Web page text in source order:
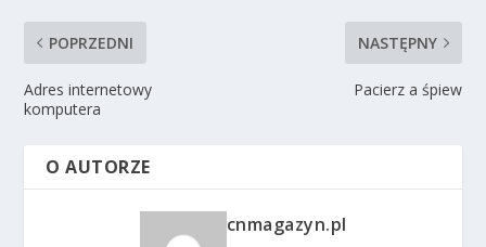
POPRZEDNI
Adres internetowy
komputera
NASTĘPNY
Pacierz a śpiew
O AUTORZE
cnmagazyn.pl